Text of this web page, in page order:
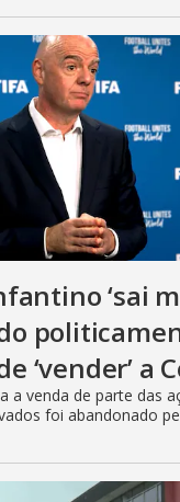
‘sai
‘vender’ a
a venda de parte das
foi abandonado